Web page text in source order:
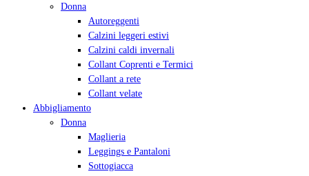
Donna
Autoreggenti
Calzini leggeri estivi
Calzini caldi invernali
Collant Coprenti e Termici
Collant a rete
Collant velate
Abbigliamento
Donna
Maglieria
Leggings e Pantaloni
Sottogiacca